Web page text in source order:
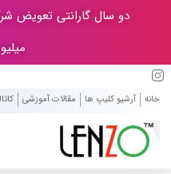
دو سال گارانتی تعویض
خانه آرشیو کلیپ ها مقالات آموزشی